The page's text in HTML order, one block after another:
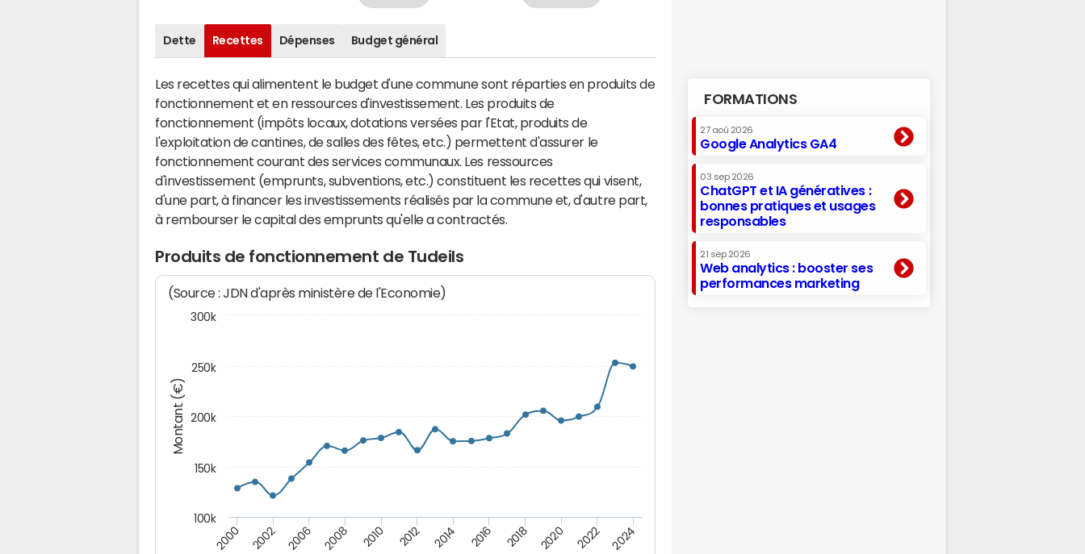
Dette Recettes Dépenses Budget général
Les recettes qui alimentent le budget d'une commune sont réparties en produits de
fonctionnement et en ressources d'investissement. Les produits de
fonctionnement (impôts locaux, dotations versées par l'Etat, produits de
l'exploitation de cantines, de salles des fêtes, etc.) permettent d'assurer le
fonctionnement courant des services communaux. Les ressources
d'investissement (emprunts, subventions, etc.) constituent les recettes qui visent,
d'une part, à financer les investissements réalisés par la commune et, d'autre part,
à rembourser le capital des emprunts qu'elle a contractés.
Produits de fonctionnement de Tudeils
Montant (€)
(Source : JDN d'après ministère de l'Economie)
2000 2002 2006 2008 2010 2012 2014 2016 2018 2020 2022 2024
100k
150k
200k
250k
300k
FORMATIONS
27 aoû 2026
Google Analytics GA4
03 sep 2026
ChatGPT et IA génératives :
bonnes pratiques et usages
responsables
21 sep 2026
Web analytics : booster ses
performances marketing